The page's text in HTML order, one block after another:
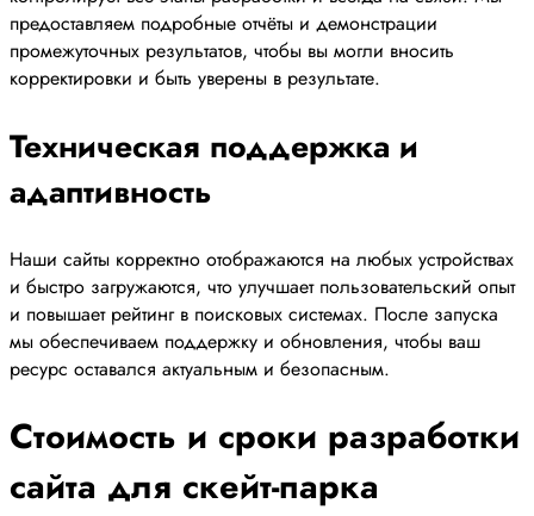
предоставляем подробные отчёты и демонстрации
промежуточных результатов, чтобы вы могли вносить
корректировки и быть уверены в результате.
Техническая поддержка и
адаптивность
Наши сайты корректно отображаются на любых устройствах
и быстро загружаются, что улучшает пользовательский опыт
и повышает рейтинг в поисковых системах. После запуска
мы обеспечиваем поддержку и обновления, чтобы ваш
ресурс оставался актуальным и безопасным.
Стоимость и сроки разработки
сайта для скейт-парка